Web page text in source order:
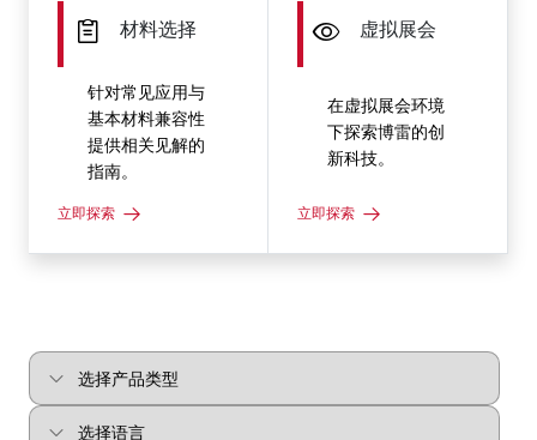
材料选择
针对常见应用与
基本材料兼容性
提供相关见解的
指南。
立即探索
虚拟展会
在虚拟展会环境
下探索博雷的创
新科技。
立即探索